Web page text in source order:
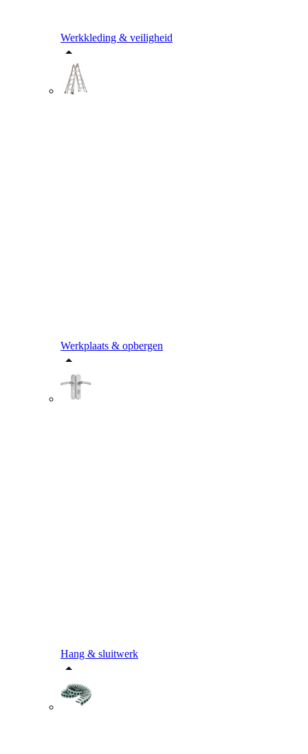
Werkkleding & veiligheid
Werkplaats & opbergen
Hang & sluitwerk